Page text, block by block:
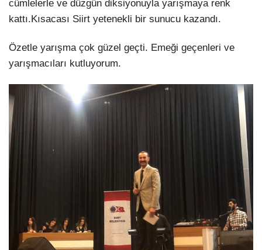
cümlelerle ve düzgün diksiyonuyla yarışmaya renk
kattı.Kısacası Siirt yetenekli bir sunucu kazandı.
Özetle yarışma çok güzel geçti. Emeği geçenleri ve
yarışmacıları kutluyorum.